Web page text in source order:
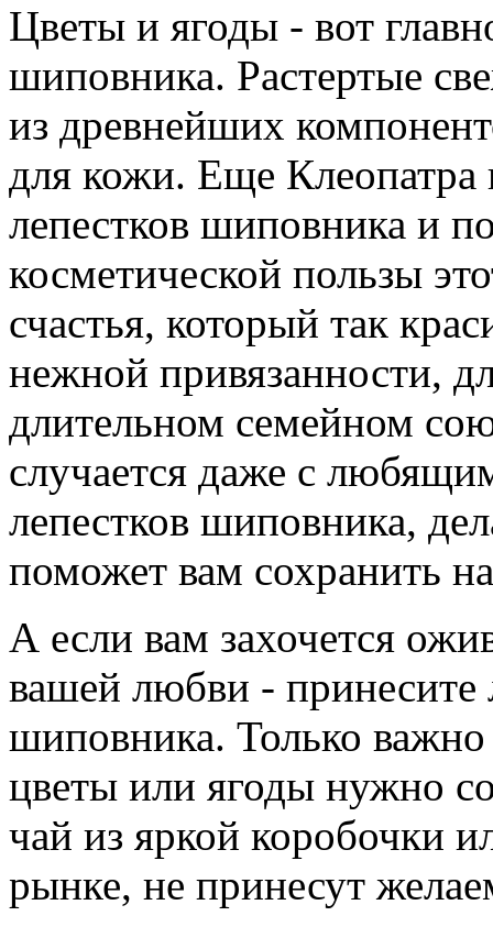
Цветы и ягоды - вот
шиповника. Растертые
из древнейших
для кожи. Еще Клеопатра
лепестков шиповника и
косметической пользы
счастья, который так
нежной привязанности,
длительном семейном
случается даже с
лепестков шиповника,
поможет вам сохранить
А если вам захочется
вашей любви -
шиповника. Только
цветы или ягоды нужно
чай из яркой коробочки
рынке, не принесут